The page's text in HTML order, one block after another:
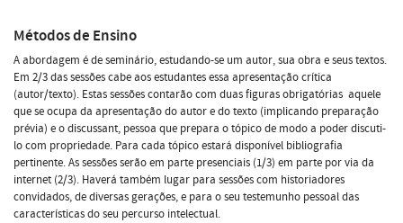
Métodos de Ensino
A abordagem é de seminário, estudando-se um autor, sua obra e seus textos.
Em 2/3 das sessões cabe aos estudantes essa apresentação crítica
(autor/texto). Estas sessões contarão com duas figuras obrigatórias  aquele
que se ocupa da apresentação do autor e do texto (implicando preparação
prévia) e o discussant, pessoa que prepara o tópico de modo a poder discuti-
lo com propriedade. Para cada tópico estará disponível bibliografia
pertinente. As sessões serão em parte presenciais (1/3) em parte por via da
internet (2/3). Haverá também lugar para sessões com historiadores
convidados, de diversas gerações, e para o seu testemunho pessoal das
características do seu percurso intelectual.